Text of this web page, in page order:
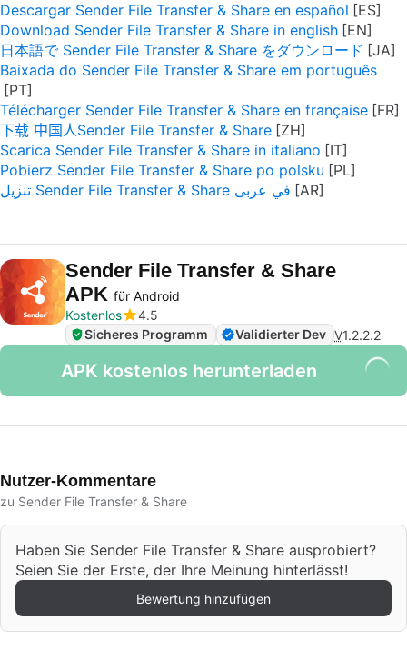
Descargar Sender File Transfer & Share en español
Download Sender File Transfer & Share in english
日本語で Sender File Transfer & Share をダウンロード
Baixada do Sender File Transfer & Share em português
Télécharger Sender File Transfer & Share en française
下载 中国人Sender File Transfer & Share
Scarica Sender File Transfer & Share in italiano
Pobierz Sender File Transfer & Share po polsku
تنزيل Sender File Transfer & Share في عربى
Sender File Transfer & Share
APK für Android
Kostenlos
4.5
Sicheres Programm
Validierter Dev V1.2.2.2
APK kostenlos herunterladen
Nutzer-Kommentare
zu Sender File Transfer & Share
Haben Sie Sender File Transfer & Share ausprobiert?
Seien Sie der Erste, der Ihre Meinung hinterlässt!
Bewertung hinzufügen